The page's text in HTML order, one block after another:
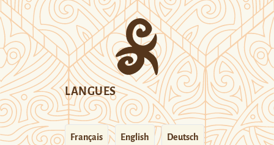
LANGUES
Français English Deutsch